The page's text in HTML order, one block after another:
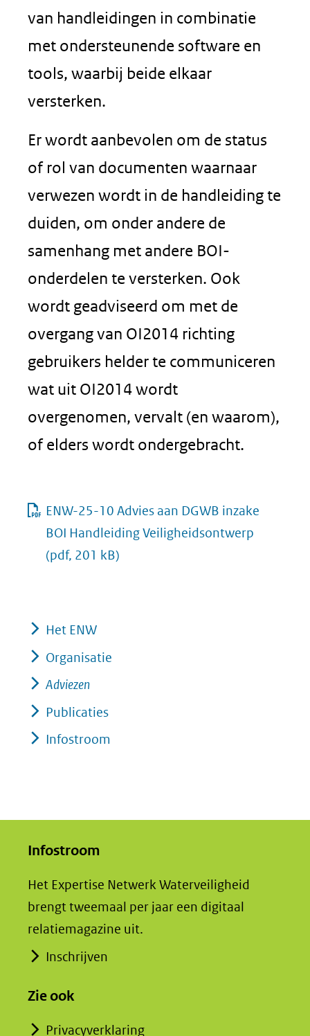
van handleidingen in combinatie
met ondersteunende software en
tools, waarbij beide elkaar
versterken.
Er wordt aanbevolen om de status
of rol van documenten waarnaar
verwezen wordt in de handleiding te
duiden, om onder andere de
samenhang met andere BOI-
onderdelen te versterken. Ook
wordt geadviseerd om met de
overgang van OI2014 richting
gebruikers helder te communiceren
wat uit OI2014 wordt
overgenomen, vervalt (en waarom),
of elders wordt ondergebracht.
ENW-25-10 Advies aan DGWB inzake
BOI Handleiding Veiligheidsontwerp
(pdf, 201 kB)
Het ENW
Organisatie
Adviezen
Publicaties
Infostroom
Infostroom
Het Expertise Netwerk Waterveiligheid
brengt tweemaal per jaar een digitaal
relatiemagazine uit.
Inschrijven
Zie ook
Privacyverklaring